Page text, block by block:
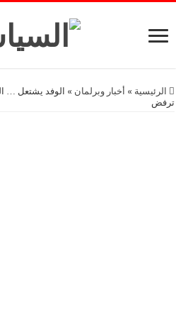
الرئيسية » أخبار وبرلمان » الوفد يشتعل …
ترفض